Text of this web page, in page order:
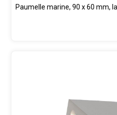
Paumelle marine, 90 x 60 mm,